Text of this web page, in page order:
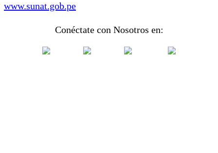
www.sunat.gob.pe
Conéctate con Nosotros en: